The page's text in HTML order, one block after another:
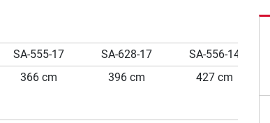
SA-555-17 SA-628-17
SA-556-14
366 cm 396 cm 427 cm